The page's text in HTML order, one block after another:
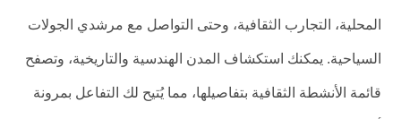
المحلية، التجارب الثقافية، وحتى التواصل مع مرشدي الجولات
السياحية. يمكنك استكشاف المدن الهندسية والتاريخية، وتصفح
قائمة الأنشطة الثقافية بتفاصيلها، مما يُتيح لك التفاعل بمرونة